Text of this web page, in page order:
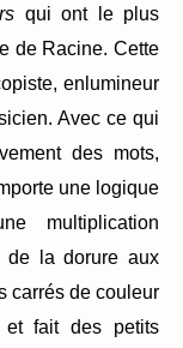
qui ont le plus
de Racine. Cette
enlumineur
Avec ce qui
des mots,
une logique
multiplication
de la dorure aux
carrés de couleur
fait des petits